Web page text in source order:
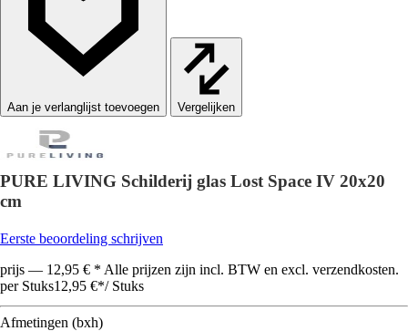
Vergelijken
PURE LIVING Schilderij glas Lost Space IV 20x20
cm
Eerste beoordeling schrijven
prijs — 12,95 € * Alle prijzen zijn incl. BTW en excl. verzendkosten.
per Stuks12,95 €*/ Stuks
Afmetingen (bxh)